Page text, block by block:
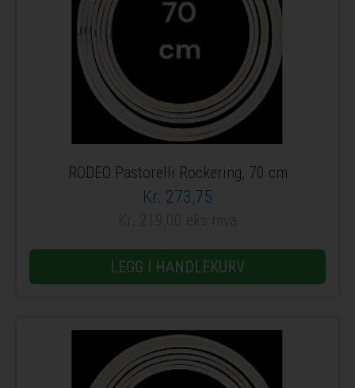
RODEO Pastorelli Rockering, 70 cm
Kr. 273,75
LEGG I HANDLEKURV